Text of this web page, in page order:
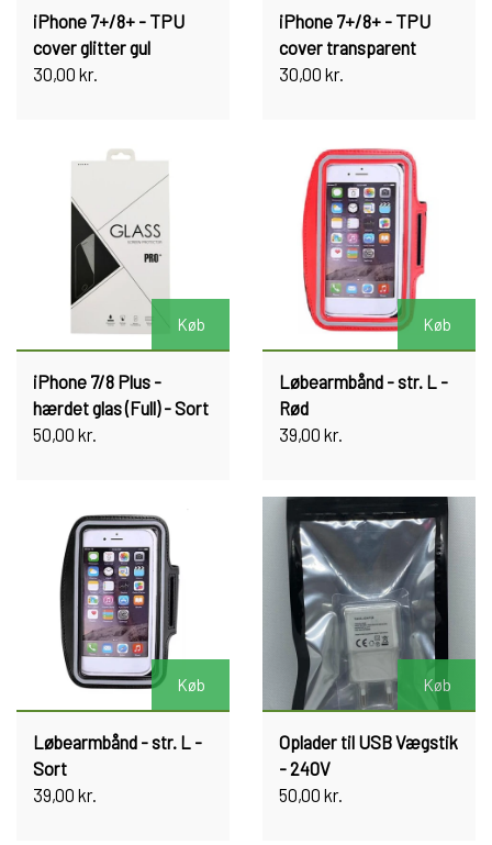
iPhone 7+/8+ - TPU
cover glitter gul
30,00 kr.
iPhone 7+/8+ - TPU
cover transparent
30,00 kr.
Køb
iPhone 7/8 Plus -
hærdet glas (Full) - Sort
50,00 kr.
Køb
Løbearmbånd - str. L -
Rød
39,00 kr.
Køb
Løbearmbånd - str. L -
Sort
39,00 kr.
Køb
Oplader til USB Vægstik
- 240V
50,00 kr.